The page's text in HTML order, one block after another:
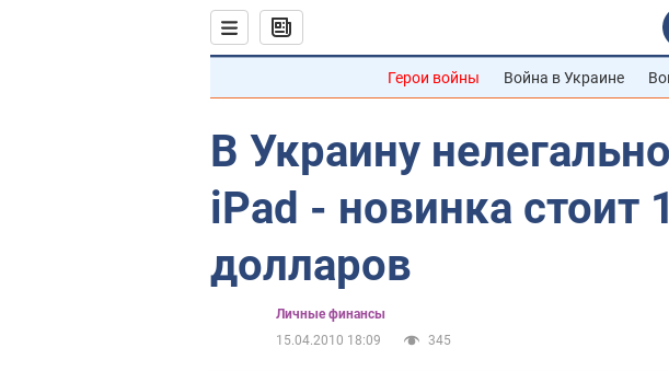
Герои войны Война в Украине
В Украину
iPad - новинка стоит
долларов
Личные финансы
15.04.2010 18:09
345